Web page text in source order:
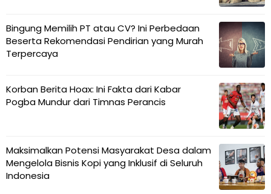
Bingung Memilih PT atau CV? Ini Perbedaan
Beserta Rekomendasi Pendirian yang Murah
Terpercaya
Korban Berita Hoax: Ini Fakta dari Kabar
Pogba Mundur dari Timnas Perancis
Maksimalkan Potensi Masyarakat Desa dalam
Mengelola Bisnis Kopi yang Inklusif di Seluruh
Indonesia